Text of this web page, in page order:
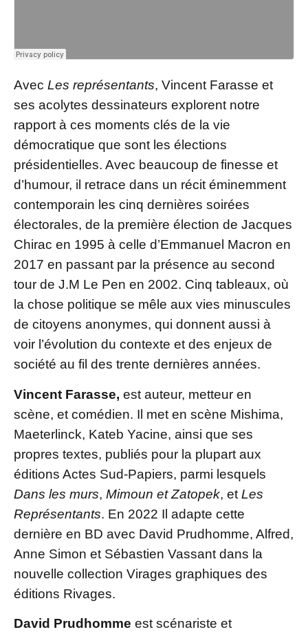
Avec Les représentants, Vincent Farasse et
ses acolytes dessinateurs explorent notre
rapport à ces moments clés de la vie
démocratique que sont les élections
présidentielles. Avec beaucoup de finesse et
d’humour, il retrace dans un récit éminemment
contemporain les cinq dernières soirées
électorales, de la première élection de Jacques
Chirac en 1995 à celle d’Emmanuel Macron en
2017 en passant par la présence au second
tour de J.M Le Pen en 2002. Cinq tableaux, où
la chose politique se mêle aux vies minuscules
de citoyens anonymes, qui donnent aussi à
voir l’évolution du contexte et des enjeux de
société au fil des trente dernières années.
Vincent Farasse, est auteur, metteur en
scène, et comédien. Il met en scène Mishima,
Maeterlinck, Kateb Yacine, ainsi que ses
propres textes, publiés pour la plupart aux
éditions Actes Sud-Papiers, parmi lesquels
Dans les murs, Mimoun et Zatopek, et Les
Représentants. En 2022 Il adapte cette
dernière en BD avec David Prudhomme, Alfred,
Anne Simon et Sébastien Vassant dans la
nouvelle collection Virages graphiques des
éditions Rivages.
David Prudhomme est scénariste et